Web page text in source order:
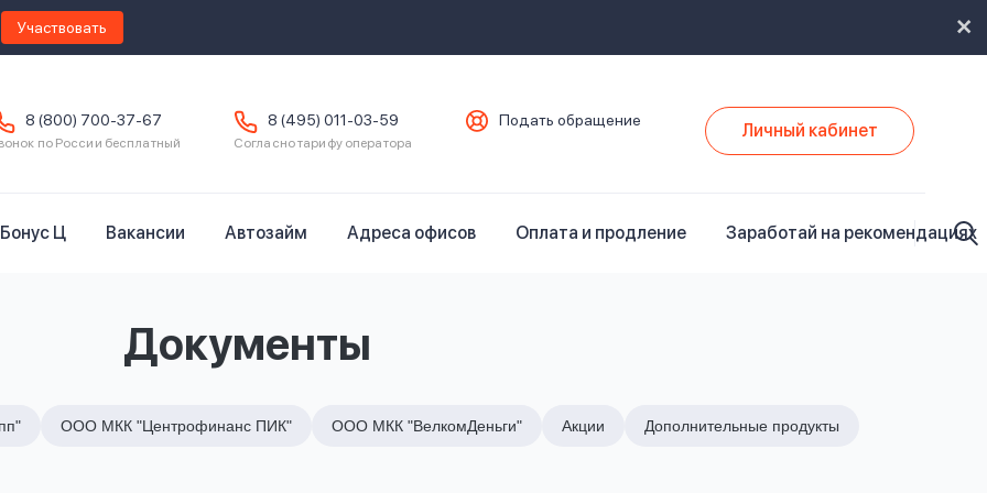
Участвовать
8 (800) 700-37-67
по России бесплатный
8 (495) 011-03-59
Согласно тарифу оператора
Подать обращение Личный кабинет
Бонус Ц Вакансии Автозайм Адреса офисов Оплата и продление Заработай на рекомендациях
Документы
ООО МКК "Центрофинанс ПИК" ООО МКК "ВелкомДеньги" Акции Дополнительные продукты